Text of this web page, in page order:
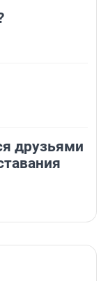
друзьями